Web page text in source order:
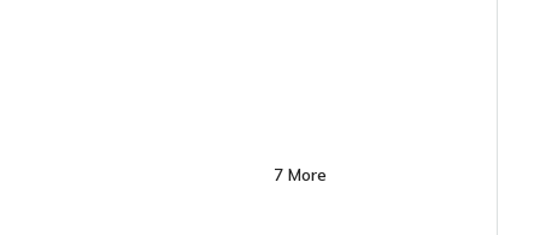
7 More